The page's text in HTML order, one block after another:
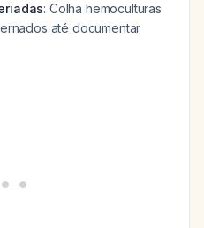
: Colha hemoculturas
até documentar